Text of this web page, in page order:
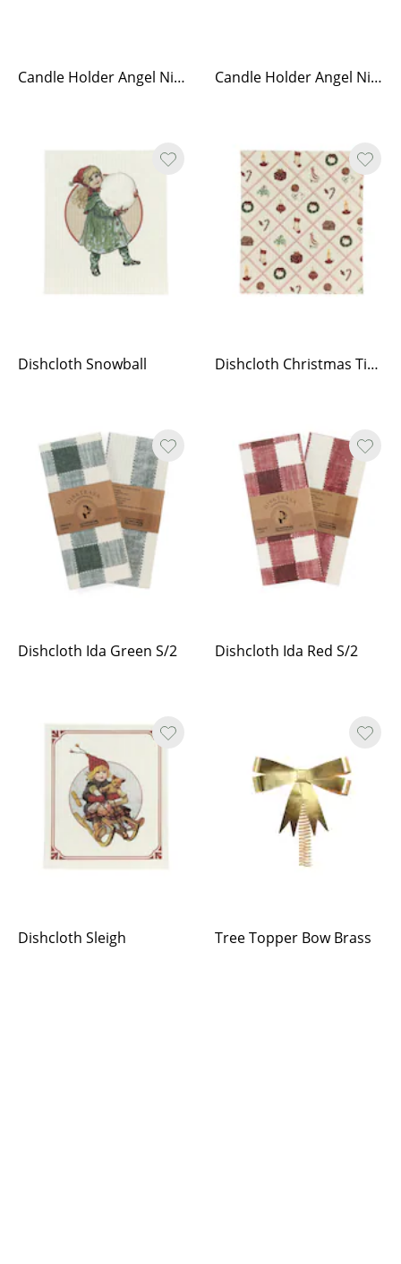
Candle Holder Angel Nickel Tall Candle Holder Angel Nickel Low
Dishcloth Snowball Dishcloth Christmas Time
Dishcloth Ida Green S/2 Dishcloth Ida Red S/2
Dishcloth Sleigh Tree Topper Bow Brass